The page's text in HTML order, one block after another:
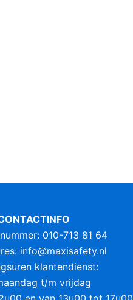
010-713 81 64
info@maxisafety.nl
klantendienst:
t/m vrijdag